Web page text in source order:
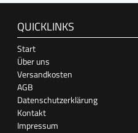
QUICKLINKS
Start
Über uns
Versandkosten
AGB
Datenschutzerklärung
Kontakt
Impressum